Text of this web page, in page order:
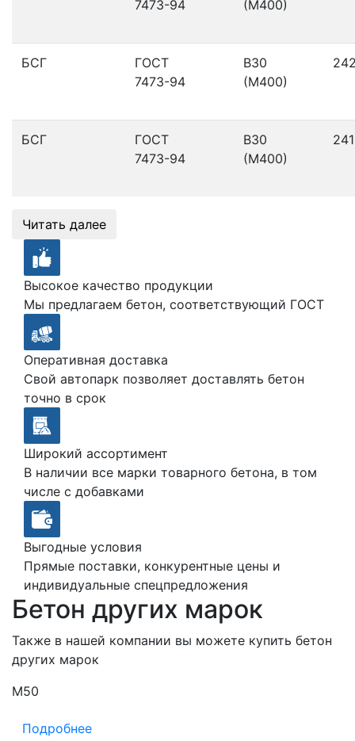
7473-94 (М400)
БСГ
ГОСТ
7473-94
В30
(М400)
БСГ
ГОСТ
7473-94
В30
(М400)
Читать далее
Высокое качество продукции
Мы предлагаем бетон, соответствующий ГОСТ
Оперативная доставка
Свой автопарк позволяет доставлять бетон
точно в срок
Широкий ассортимент
В наличии все марки товарного бетона, в том
числе с добавками
Выгодные условия
Прямые поставки, конкурентные цены и
индивидуальные спецпредложения
Бетон других марок
Также в нашей компании вы можете купить бетон
других марок
М50
Подробнее